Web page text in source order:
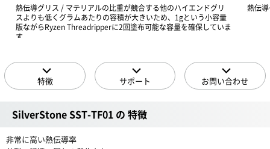
熱伝導グリス / マテリアルの比重が競合する他のハイエンドグリ
スよりも低くグラムあたりの容積が大きいため、1gという小容量
版ながらRyzen Threadripperに2回塗布可能な容量を確保していま
す
熱伝
特徴 サポート お問い合わせ
SilverStone SST-TF01 の 特徴
非常に高い熱伝導率